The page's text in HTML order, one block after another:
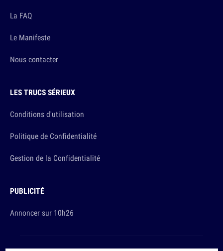
La FAQ
Le Manifeste
Nous contacter
LES TRUCS SÉRIEUX
Conditions d'utilisation
Politique de Confidentialité
Gestion de la Confidentialité
PUBLICITÉ
Annoncer sur 10h26